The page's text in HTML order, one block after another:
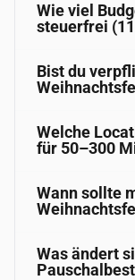
Wie viel
steuerfrei
Bist du
Welche
für 50–300
Wann sollte
Was ändert